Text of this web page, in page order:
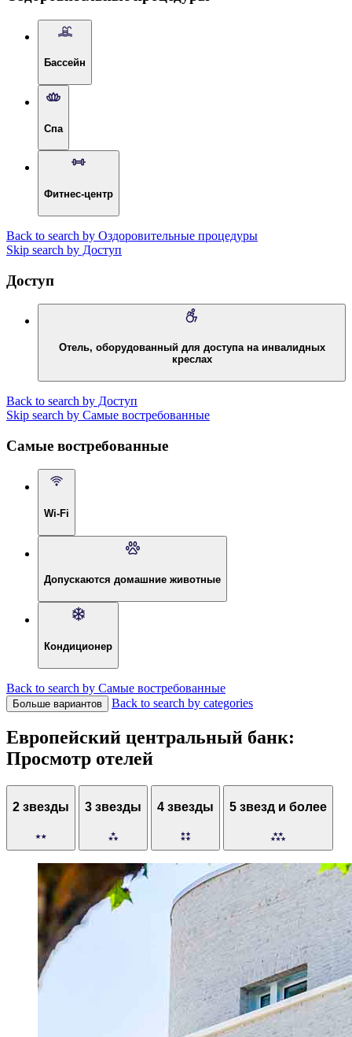
Бассейн
Спа
Фитнес-центр
Back to search by Оздоровительные процедуры
Skip search by Доступ
Доступ
Отель, оборудованный для доступа на инвалидных
креслах
Back to search by Доступ
Skip search by Самые востребованные
Самые востребованные
Wi-Fi
Допускаются домашние животные
Кондиционер
Back to search by Самые востребованные
Больше вариантов Back to search by categories
Европейский центральный банк:
Просмотр отелей
2 звезды 3 звезды 4 звезды 5 звезд и более